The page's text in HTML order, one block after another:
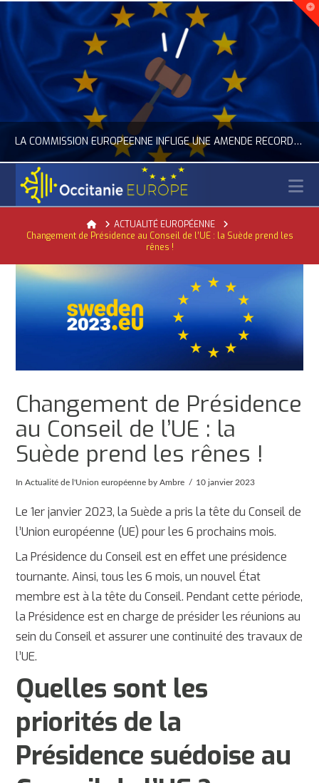
LA COMMISSION EUROPÉENNE INFLIGE UNE AMENDE RECORD À GOOGLE
ACTUALITÉ DE L'UNION EUROPÉENNE, ACTUALITÉ DE LA REPRÉSENTATION D’OCCITANIE EUROPE, NUMÉRIQUE- DIGITAL
HomeACTUALITÉ EUROPÉENNE
Changement de Présidence au Conseil de l’UE : la Suède prend les
rênes !
Changement de Présidence
au Conseil de l’UE : la
Suède prend les rênes !
InActualité de l'Union européenne by Ambre 10 janvier 2023
Le 1er janvier 2023, la Suède a pris la tête du Conseil de
l’Union européenne (UE) pour les 6 prochains mois.
La Présidence du Conseil est en effet une présidence
tournante. Ainsi, tous les 6 mois, un nouvel État
membre est à la tête du Conseil. Pendant cette période,
la Présidence est en charge de présider les réunions au
sein du Conseil et assurer une continuité des travaux de
l’UE.
Quelles sont les
priorités de la
Présidence suédoise au